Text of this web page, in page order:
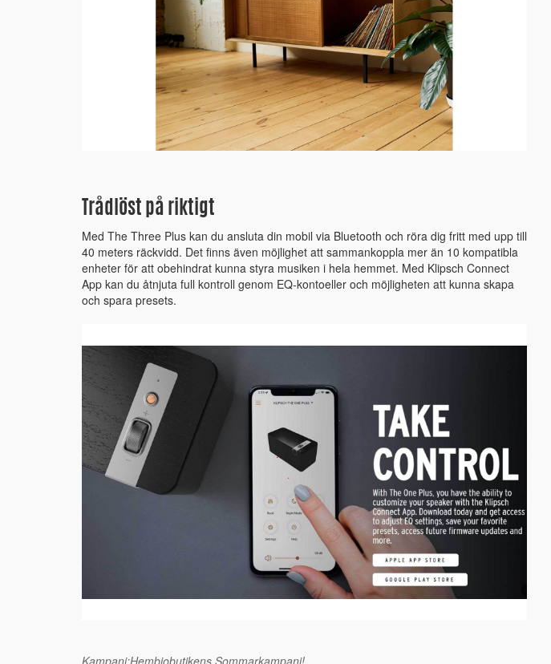
Trådlöst på riktigt
Med The Three Plus kan du ansluta din mobil via Bluetooth och röra dig fritt med upp till
40 meters räckvidd. Det finns även möjlighet att sammankoppla mer än 10 kompatibla
enheter för att obehindrat kunna styra musiken i hela hemmet. Med Klipsch Connect
App kan du åtnjuta full kontroll genom EQ-kontoeller och möjligheten att kunna skapa
och spara presets.